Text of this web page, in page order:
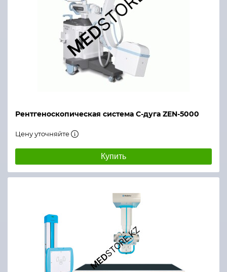
Рентгеноскопическая система С-дуга ZEN-5000
Цену уточняйте
Купить